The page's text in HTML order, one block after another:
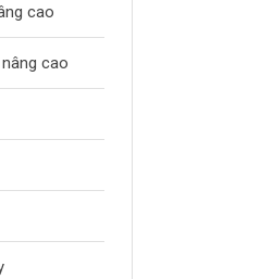
cao
cao